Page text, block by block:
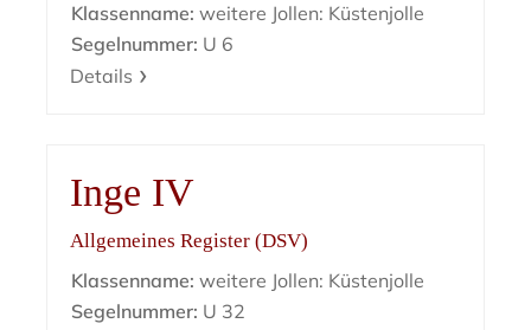
Klassenname: weitere Jollen: Küstenjolle
Segelnummer: U 6
Details
Inge IV
Allgemeines Register (DSV)
Klassenname: weitere Jollen: Küstenjolle
Segelnummer: U 32